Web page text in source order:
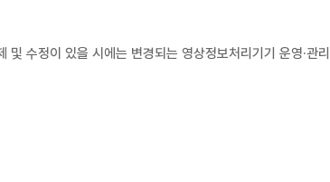
수정이 있을 시에는 변경되는 영상정보처리기기 운영·관